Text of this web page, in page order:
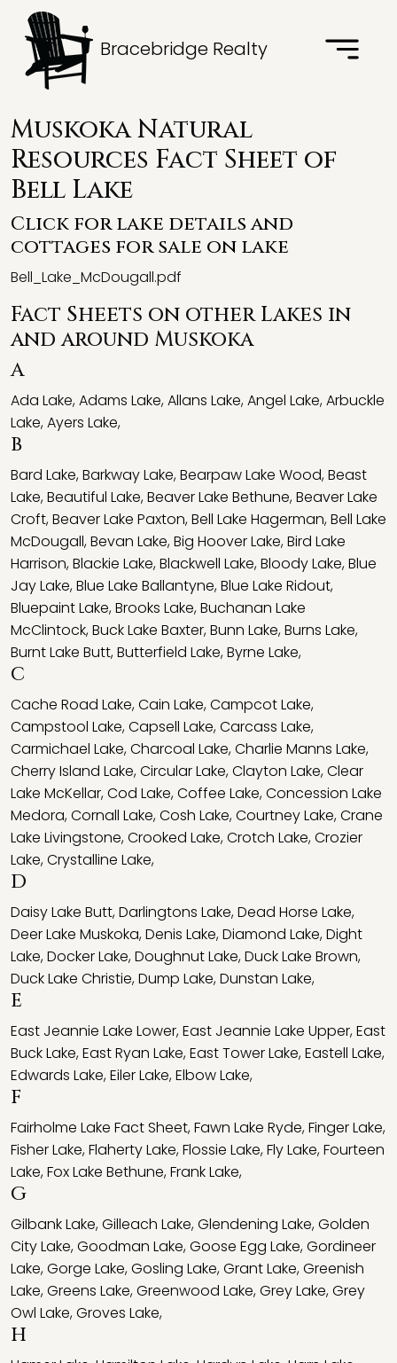
Bracebridge Realty
Muskoka Natural
Resources Fact Sheet of
Bell Lake
Click for lake details and
cottages for sale on lake
Bell_Lake_McDougall.pdf
Fact Sheets on other Lakes in
and around Muskoka
A
Ada Lake,Adams Lake,Allans Lake,Angel Lake,Arbuckle
Lake,Ayers Lake,
B
Bard Lake,Barkway Lake,Bearpaw Lake Wood,Beast
Lake,Beautiful Lake,Beaver Lake Bethune,Beaver Lake
Croft,Beaver Lake Paxton,Bell Lake Hagerman,Bell Lake
McDougall,Bevan Lake,Big Hoover Lake,Bird Lake
Harrison,Blackie Lake,Blackwell Lake,Bloody Lake,Blue
Jay Lake,Blue Lake Ballantyne,Blue Lake Ridout,
Bluepaint Lake,Brooks Lake,Buchanan Lake
McClintock,Buck Lake Baxter,Bunn Lake,Burns Lake,
Burnt Lake Butt,Butterfield Lake,Byrne Lake,
C
Cache Road Lake,Cain Lake,Campcot Lake,
Campstool Lake,Capsell Lake,Carcass Lake,
Carmichael Lake,Charcoal Lake,Charlie Manns Lake,
Cherry Island Lake,Circular Lake,Clayton Lake,Clear
Lake McKellar,Cod Lake,Coffee Lake,Concession Lake
Medora,Cornall Lake,Cosh Lake,Courtney Lake,Crane
Lake Livingstone,Crooked Lake,Crotch Lake,Crozier
Lake,Crystalline Lake,
D
Daisy Lake Butt,Darlingtons Lake,Dead Horse Lake,
Deer Lake Muskoka,Denis Lake,Diamond Lake,Dight
Lake,Docker Lake,Doughnut Lake,Duck Lake Brown,
Duck Lake Christie,Dump Lake,Dunstan Lake,
E
East Jeannie Lake Lower,East Jeannie Lake Upper,East
Buck Lake,East Ryan Lake,East Tower Lake,Eastell Lake,
Edwards Lake,Eiler Lake,Elbow Lake,
F
Fairholme Lake Fact Sheet,Fawn Lake Ryde,Finger Lake,
Fisher Lake,Flaherty Lake,Flossie Lake,Fly Lake,Fourteen
Lake,Fox Lake Bethune,Frank Lake,
G
Gilbank Lake,Gilleach Lake,Glendening Lake,Golden
City Lake,Goodman Lake,Goose Egg Lake,Gordineer
Lake,Gorge Lake,Gosling Lake,Grant Lake,Greenish
Lake,Greens Lake,Greenwood Lake,Grey Lake,Grey
Owl Lake,Groves Lake,
H